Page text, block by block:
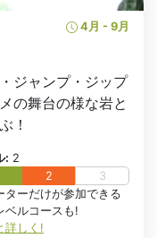
4月 - 9月
ジャンプ・ジップ
の舞台の様な岩と
！
: 2
2
3
ターだけが参加できる
ベルコースも!
詳しく!